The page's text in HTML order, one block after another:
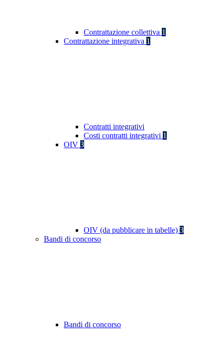
Contrattazione collettiva 1
Contrattazione integrativa 1
Contratti integrativi
Costi contratti integrativi 1
OIV 3
OIV (da pubblicare in tabelle) 3
Bandi di concorso
Bandi di concorso